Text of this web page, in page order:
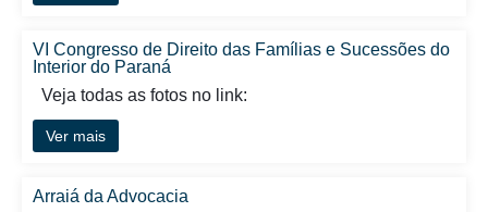
VI Congresso de Direito das Famílias e Sucessões do
Interior do Paraná
Veja todas as fotos no link:
Ver mais
Arraiá da Advocacia